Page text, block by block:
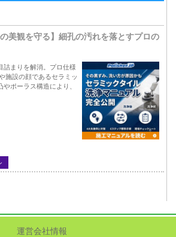
の美観を守る】細孔の汚れを落とすプロの
詰まりを解消。プロ仕様
施設の顔であるセラミッ
ポーラス構造により、
運営会社情報